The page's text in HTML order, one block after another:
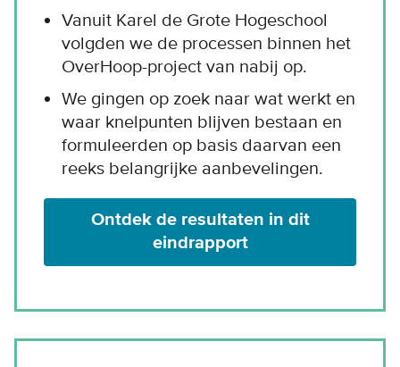
Vanuit Karel de Grote Hogeschool
volgden we de processen binnen het
OverHoop-project van nabij op.
We gingen op zoek naar wat werkt en
waar knelpunten blijven bestaan en
formuleerden op basis daarvan een
reeks belangrijke aanbevelingen.
Ontdek de resultaten in dit
eindrapport